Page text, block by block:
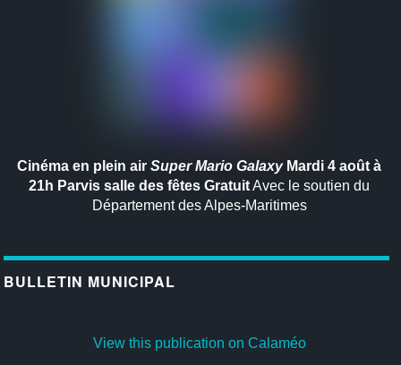
Cinéma en plein air Super Mario GalaxyMardi 4 août à
21h Parvis salle des fêtes GratuitAvec le soutien du
Département des Alpes-Maritimes
BULLETIN MUNICIPAL
View this publication on Calaméo